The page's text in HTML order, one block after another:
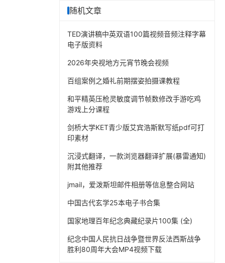
随机文章
TED演讲稿中英双语100篇视频音频注释字幕
电子版资料
2026年央视地方元宵节晚会视频
百组案例之婚礼前期摆姿拍摄课教程
和平精英压枪灵敏度调节帧数修改手游吃鸡
游戏上分课程
剑桥大学KET青少版艾宾浩斯默写纸pdf可打
印素材
沉浸式翻译，一款浏览器翻译扩展(暴雷通知)
附其他推荐
jmail，爱泼斯坦邮件相册等信息整合网站
中国古代玄学25本电子书合集
国家地理百年纪念典藏纪录片100集 (全)
纪念中国人民抗日战争暨世界反法西斯战争
胜利80周年大会MP4视频下载